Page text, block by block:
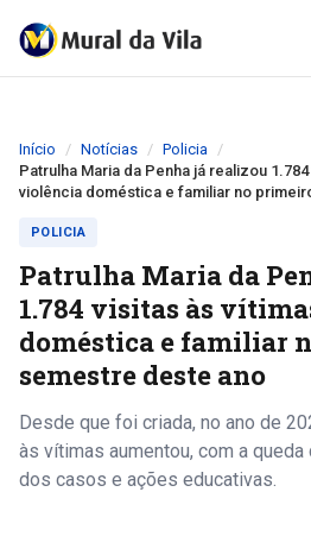
Início Notícias
Policia
Patrulha Maria da Penha já realizou
violência doméstica e familiar no
POLICIA
Patrulha Maria da
1.784 visitas às
doméstica e familiar
semestre deste ano
Desde que foi criada, no ano de
às vítimas aumentou, com a
dos casos e ações educativas.